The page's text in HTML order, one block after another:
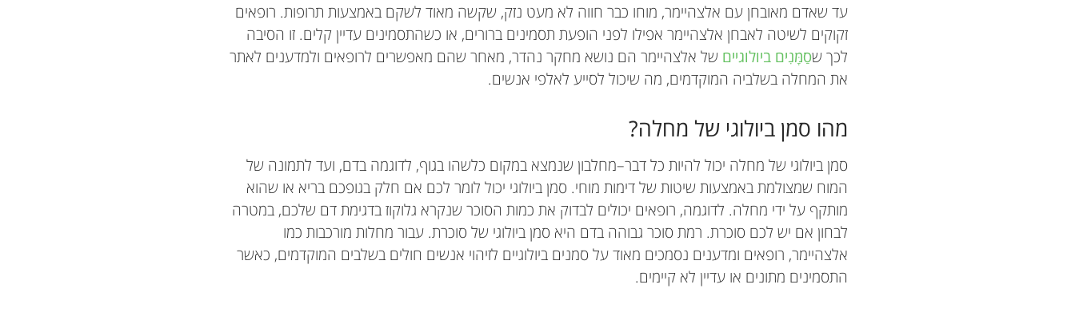
Sridar Narayanan
Arsalan S. Haqqani
Amanpreet Badhwar
עד שאדם מאובחן עם אלצהיימר, מוחו כבר חווה לא מעט נזק, שקשה מאוד לשקם באמצעות תרופות. רופאים
זקוקים לשיטה לאבחן אלצהיימר אפילו לפני הופעת תסמינים ברורים, או כשהתסמינים עדיין קלים. זו הסיבה
לכך שסַמָּנִים ביולוגיים של אלצהיימר הם נושא מחקר נהדר, מאחר שהם מאפשרים לרופאים ולמדענים לאתר
את המחלה בשלביה המוקדמים, מה שיכול לסייע לאלפי אנשים.
מהו סמן ביולוגי של מחלה?
סמן ביולוגי של מחלה יכול להיות כל דבר–מחלבון שנמצא במקום כלשהו בגוף, לדוגמה בדם, ועד לתמונה של
המוח שמצולמת באמצעות שיטות של דימות מוחי. סמן ביולוגי יכול לומר לכם אם חלק בגופכם בריא או שהוא
מותקף על ידי מחלה. לדוגמה, רופאים יכולים לבדוק את כמות הסוכר שנקרא גלוקוז בדגימת דם שלכם, במטרה
לבחון אם יש לכם סוכרת. רמת סוכר גבוהה בדם היא סמן ביולוגי של סוכרת. עבור מחלות מורכבות כמו
אלצהיימר, רופאים ומדענים נסמכים מאוד על סמנים ביולוגיים לזיהוי אנשים חולים בשלבים המוקדמים, כאשר
התסמינים מתונים או עדיין לא קיימים.